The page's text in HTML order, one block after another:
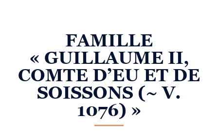
FAMILLE
« GUILLAUME II,
COMTE D’EU ET DE
SOISSONS (~ V.
1076) »